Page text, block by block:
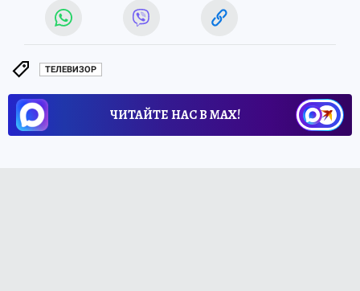
ТЕЛЕВИЗОР
ЧИТАЙТЕ НАС В МАХ!